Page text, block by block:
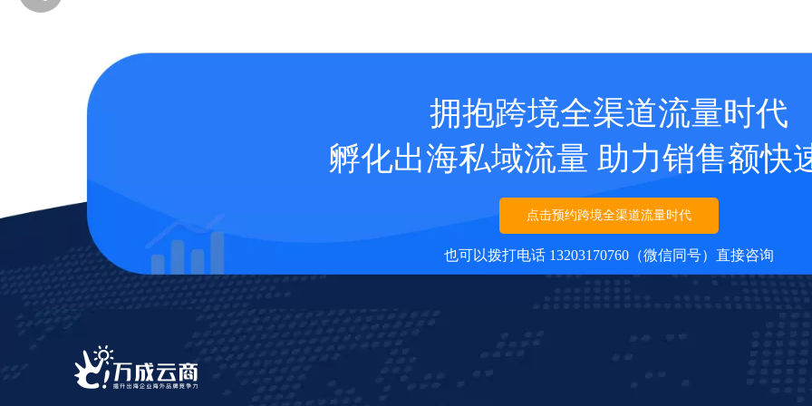
拥抱跨境全渠道流量时代
孵化出海私域流量 助力销售额快
点击预约跨境全渠道流量时代
也可以拨打电话 13203170760（微信同号）直接咨询